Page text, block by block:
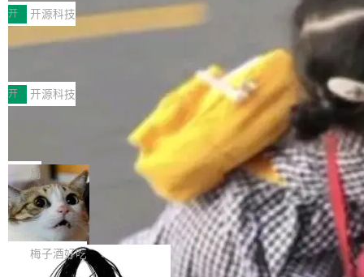
MPComm将作为一种传输引擎接入Mooncake T
ENT，实现零拷贝传输性能提升30%、非零拷贝
传输性能最高提升5倍。UCL-MPComm底层基
于自研UCL-Engine通信引擎，后续腾讯网平将
持续开源更多基于UCL-Engine的高性能通信组
件。 腾讯网平团队在UCL-MPComm中实现了一
个独立于业务线程的全局通信引擎（Engine），
型案例入选名单》，深信服“面向企业研发场景的
开源 AI 编程平台 CoStrict 应用”凭借卓越的技术
创新与落地成效成功入选。 全链路私有化部署，
助力企业AI研发安全落地 当前，越来越多企业已
经开始引入 AI Coding 工具，通过调用公有云模
型或企业内部部署模型提升研发效率。但随着 AI
Coding 从个人辅助工具逐步走向团队级、组织
级应用，企业在规模化落地过程中，对安全性、
可控性和代码质量提出了更高要求。 首先是数据
安全与合规要求。对于大多数普通研发场景，公
有云模型能够满足快速试用和效率提升的需求。
但对于金融、能源、医疗等对数据安全要求较...
开 开源科技
深信服AI算力网关入选工信部人工智能
前不久，工业和信息化部正式发布《2025年人工
智能应用典型案例名单》，集中展示人工智能在
各领域的应用成果，覆盖技术底座、行业赋能、
产品应用、支撑保障、专题等五大方向。深信服
AI算力网关（AI创新平台）成功入选！ 随着各行
各业的Agent走向规模化建设，算力构成形态逐
渐丰富，用户关注的重点也在发生变化：不只是
让AI用起来，还要进一步看清混合算力时代下，
Token花在哪里、算力是否被充分利用，以及持
续增长的AI成本该如何优化。 深信服AI算力网关
正是围绕这些实际问题，从Token治理和成本治
开 开源科技
Jeff Dean 离开 Google：一个时代的结
束，一个实验室的开始
Google 员工编号 20。MapReduce 作者之一。
Bigtable 作者之一。TensorFlow 的作者之一。
Gemini 的架构师。Google 首席科学家。 Jeff D
ean 在 Google 工作了 27 年后，宣布离职。 他
不是一个人走。一同离开的还有 Sanjay Ghema
wat（Google 员工编号 23，Jeff Dean 二十多
年的编程搭档，MapReduce 和 Bigtable 的共同
局
🔥 SolonCode v2026.8.4 发布：界面
字体可调、22 种语言、记忆搜索增强
打开终端就能上岗的全中文编码智能体，这一轮
把「看得清、用母语、记得住」三件事一次补
齐。 SolonCode 是什么 SolonCode 是杭州无
梅子酒好吃